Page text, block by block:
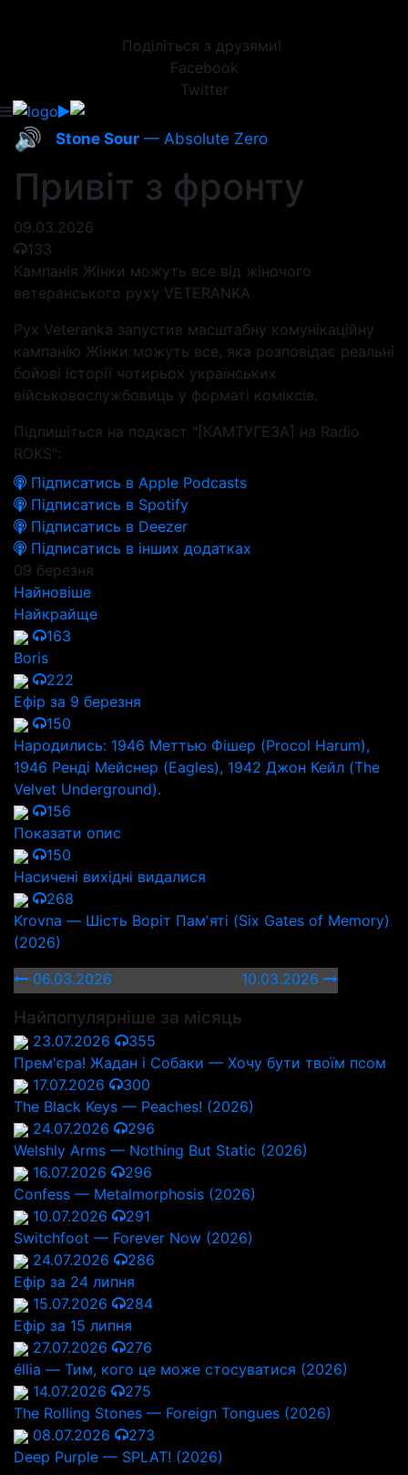
Поділіться з друзями!
Facebook
Twitter
🔊 Stone Sour — Absolute Zero
Привіт з фронту
09.03.2026
133
Кампанія Жінки можуть все від жіночого
ветеранського руху VETERANKA
Рух Veteranka запустив масштабну комунікаційну
кампанію Жінки можуть все, яка розповідає реальні
бойові історії чотирьох українських
військовослужбовиць у форматі коміксів.
Підпишіться на подкаст "[КАМТУГЕЗА] на Radio
ROKS":
Підписатись в Apple Podcasts
Підписатись в Spotify
Підписатись в Deezer
Підписатись в інших додатках
09 березня
Найновіше
Найкрайще
163
Boris
222
Ефір за 9 березня
150
Народились: 1946 Меттью Фішер (Procol Harum),
1946 Ренді Мейснер (Eagles), 1942 Джон Кейл (The
Velvet Underground).
156
Показати опис
150
Насичені вихідні видалися
268
Krovna — Шість Воріт Памʼяті (Six Gates of Memory)
(2026)
06.03.2026
10.03.2026
Найпопулярніше за місяць
23.07.2026
355
Прем'єра! Жадан і Собаки — Хочу бути твоїм псом
17.07.2026
300
The Black Keys — Peaches! (2026)
24.07.2026
296
Welshly Arms — Nothing But Static (2026)
16.07.2026
296
Confess — Metalmorphosis (2026)
10.07.2026
291
Switchfoot — Forever Now (2026)
24.07.2026
286
Ефір за 24 липня
15.07.2026
284
Ефір за 15 липня
27.07.2026
276
éllia — Тим, кого це може стосуватися (2026)
14.07.2026
275
The Rolling Stones — Foreign Tongues (2026)
08.07.2026
273
Deep Purple — SPLAT! (2026)